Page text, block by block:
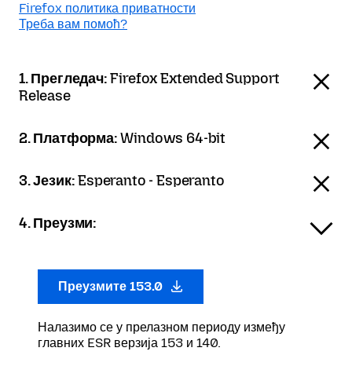
Firefox политика приватности
Треба вам помоћ?
1. Прегледач:Firefox Extended Support
Release
2. Платформа:Windows 64-bit
3. Језик:Esperanto - Esperanto
4. Преузми:
Преузмите 153.0
Налазимо се у прелазном периоду између
главних ESR верзија 153 и 140.